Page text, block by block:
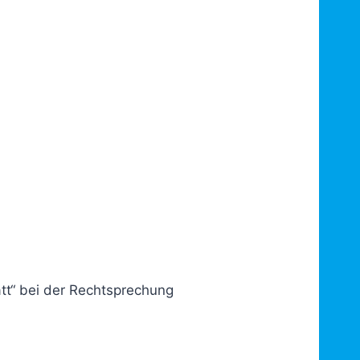
bei der Rechtsprechung